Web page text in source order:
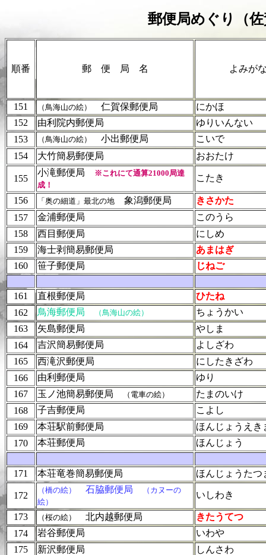
郵便局めぐり（
順番 郵 便 局 名 よみが
151 （鳥海山の絵） 仁賀保郵便局
にかほ
152
由利院内郵便局
ゆりいんない
153
（鳥海山の絵） 小出郵便局
こいで
154
大竹簡易郵便局 おおたけ
155
小滝郵便局
※これにて通算21000局達
成！
こたき
156 「奥の細道」最北の地 象潟郵便局
きさかた
157
金浦郵便局
このうら
158
西目郵便局
にしめ
159
海士剥簡易郵便局
あまはぎ
160
笹子郵便局 じねご
161 直根郵便局
ひたね
162
鳥海郵便局 （鳥海山の絵）
ちょうかい
163
矢島郵便局
やしま
164
吉沢簡易郵便局
よしざわ
165
西滝沢郵便局
にしたきざわ
166
由利郵便局
ゆり
167
玉ノ池簡易郵便局 （電車の絵）
たまのいけ
168
子吉郵便局
こよし
169
本荘駅前郵便局
ほんじょうえき
170
本荘郵便局 ほんじょう
171 本荘竜巻簡易郵便局 ほんじょうたつ
172
（橋の絵） 石脇郵便局
（カヌーの
絵）
いしわき
173 （桜の絵） 北内越郵便局
きたうてつ
174
岩谷郵便局
いわや
175
新沢郵便局
しんさわ